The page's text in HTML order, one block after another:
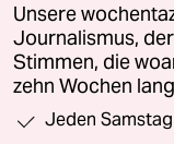
Unsere
Journalismus,
Stimmen, die
zehn Wochen
Jeden